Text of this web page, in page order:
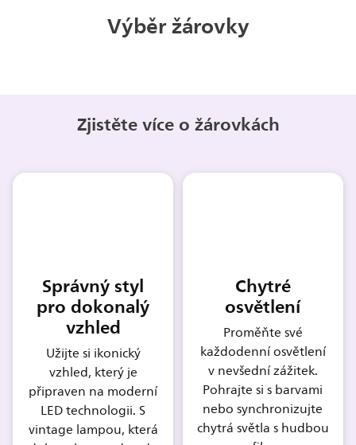
Výběr žárovky
Zjistěte více o žárovkách
Správný styl
pro dokonalý
vzhled
Užijte si ikonický
vzhled, který je
připraven na moderní
LED technologii. S
vintage lampou, která
Chytré
osvětlení
Proměňte své
každodenní osvětlení
v nevšední zážitek.
Pohrajte si s barvami
nebo synchronizujte
chytrá světla s hudbou